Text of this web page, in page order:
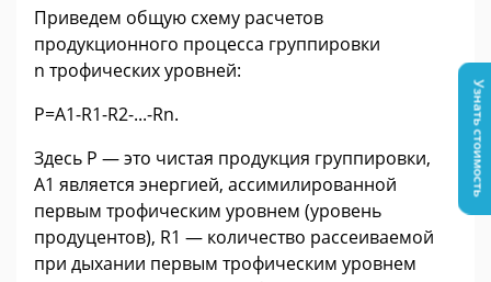
Приведем общую схему расчетов
продукционного процесса группировки
n трофических уровней:
P=A1-R1-R2-...-Rn.
Здесь Р — это чистая продукция группировки,
А1 является энергией, ассимилированной
первым трофическим уровнем (уровень
продуцентов), R1 — количество рассеиваемой
при дыхании первым трофическим уровнем
Узнать стоимость